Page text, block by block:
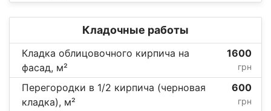
Кладочные работы
Кладка облицовочного кирпича на
фасад, м²
1600
грн
Перегородки в 1/2 кирпича (черновая
кладка), м²
600
грн